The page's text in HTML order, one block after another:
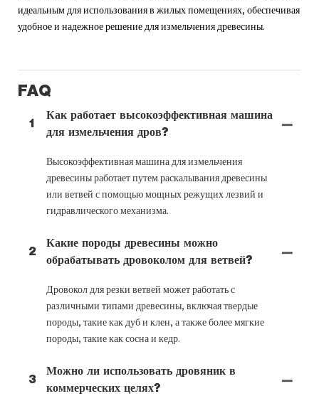
идеальным для использования в жилых помещениях, обеспечивая
удобное и надежное решение для измельчения древесины.
FAQ
1
Как работает высокоэффективная машина
для измельчения дров?
Высокоэффективная машина для измельчения
древесины работает путем раскалывания древесины
или ветвей с помощью мощных режущих лезвий и
гидравлического механизма.
2
Какие породы древесины можно
обрабатывать дровоколом для ветвей?
Дровокол для резки ветвей может работать с
различными типами древесины, включая твердые
породы, такие как дуб и клен, а также более мягкие
породы, такие как сосна и кедр.
3
Можно ли использовать дровяник в
коммерческих целях?